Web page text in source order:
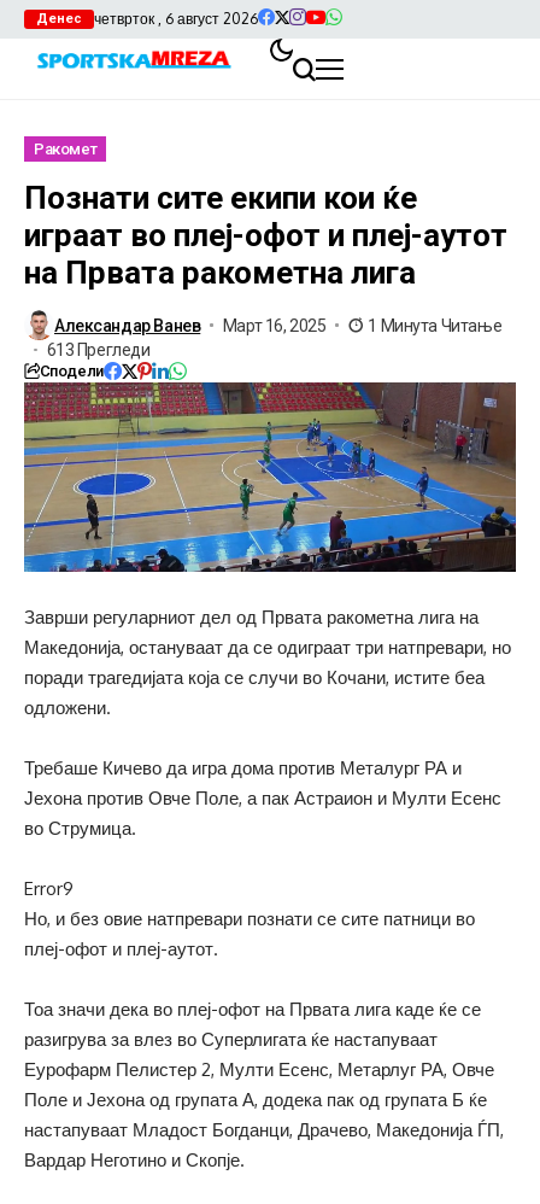
Денес четврток , 6 август 2026
Ракомет
Познати сите екипи кои ќе
играат во плеј-офот и плеј-аутот
на Првата ракометна лига
Александар Ванев Март 16, 2025
1 Минута Читање
613 Прегледи
Сподели
Заврши регуларниот дел од Првата ракометна лига на
Македонија, остануваат да се одиграат три натпревари, но
поради трагедијата која се случи во Кочани, истите беа
одложени.
Требаше Кичево да игра дома против Металург РА и
Јехона против Овче Поле, а пак Астраион и Мулти Есенс
во Струмица.
Error9
Но, и без овие натпревари познати се сите патници во
плеј-офот и плеј-аутот.
Тоа значи дека во плеј-офот на Првата лига каде ќе се
разигрува за влез во Суперлигата ќе настапуваат
Еурофарм Пелистер 2, Мулти Есенс, Метарлуг РА, Овче
Поле и Јехона од групата А, додека пак од групата Б ќе
настапуваат Младост Богданци, Драчево, Македонија ЃП,
Вардар Неготино и Скопје.